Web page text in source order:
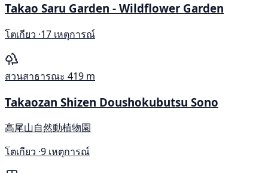
Takao Saru Garden - Wildflower Garden
โตเกียว ·17 เหตุการณ์
สวนสาธารณะ 419 m
Takaozan Shizen Doushokubutsu Sono
高尾山自然動植物園
โตเกียว ·9 เหตุการณ์